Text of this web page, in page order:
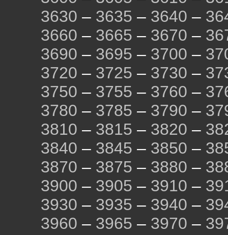
3630 – 3635 – 3640 –
3660 – 3665 – 3670 –
3690 – 3695 – 3700 –
3720 – 3725 – 3730 –
3750 – 3755 – 3760 –
3780 – 3785 – 3790 –
3810 – 3815 – 3820 –
3840 – 3845 – 3850 –
3870 – 3875 – 3880 –
3900 – 3905 – 3910 –
3930 – 3935 – 3940 –
3960 – 3965 – 3970 –